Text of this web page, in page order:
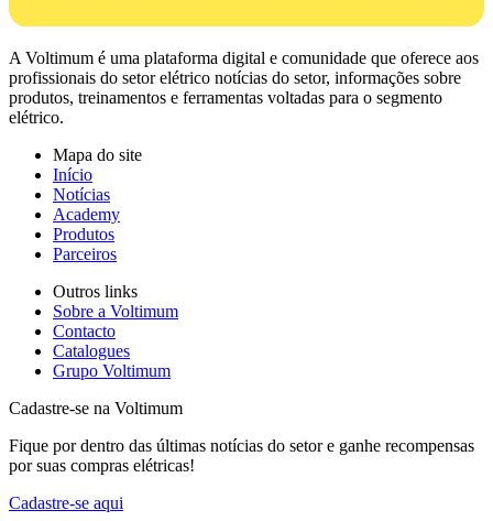
A Voltimum é uma plataforma digital e comunidade que oferece aos
profissionais do setor elétrico notícias do setor, informações sobre
produtos, treinamentos e ferramentas voltadas para o segmento
elétrico.
Mapa do site
Início
Notícias
Academy
Produtos
Parceiros
Outros links
Sobre a Voltimum
Contacto
Catalogues
Grupo Voltimum
Cadastre-se na Voltimum
Fique por dentro das últimas notícias do setor e ganhe recompensas
por suas compras elétricas!
Cadastre-se aqui